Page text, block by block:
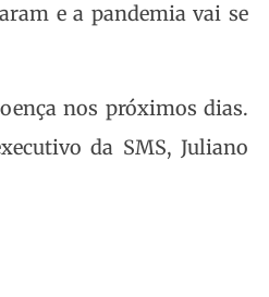
e a pandemia vai se
nos próximos dias.
da SMS, Juliano